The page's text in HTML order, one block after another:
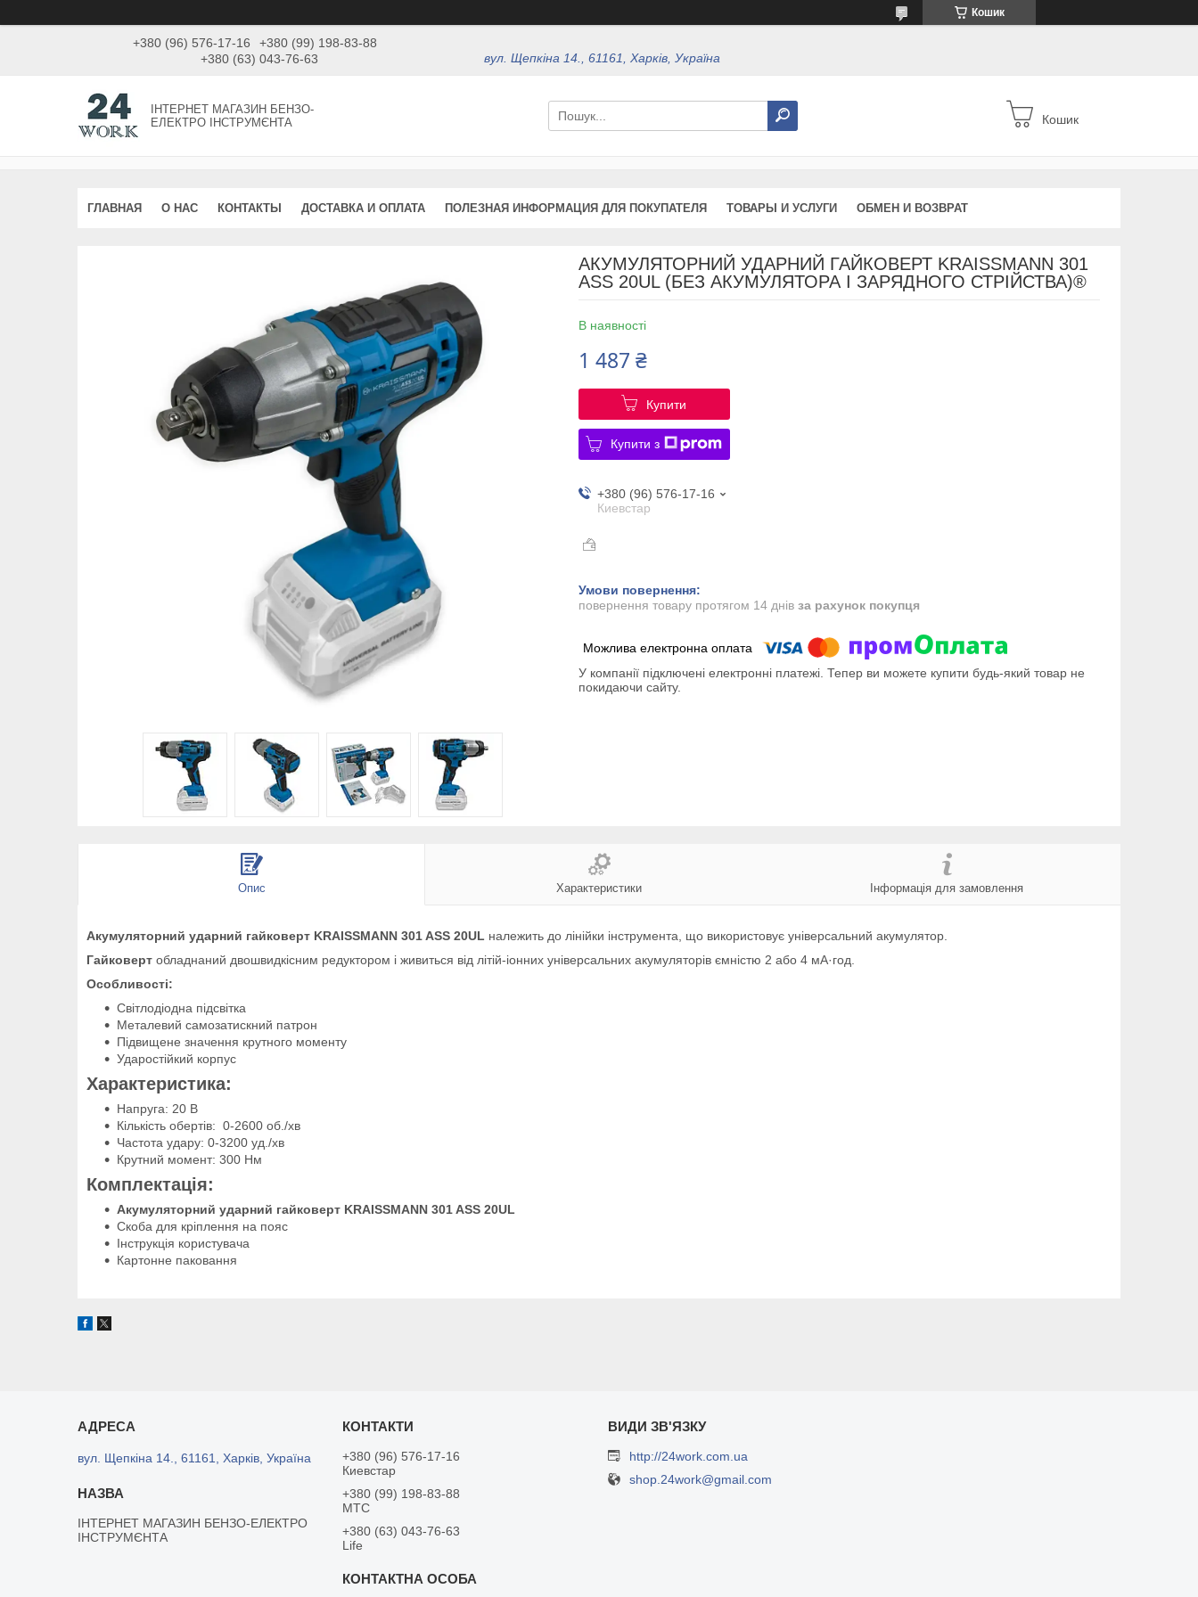
Кошик
+380 (96) 576-17-16
+380 (99) 198-83-88
+380 (63) 043-76-63
вул. Щепкіна 14., 61161, Харків, Україна
ІНТЕРНЕТ МАГАЗИН БЕНЗО-
ЕЛЕКТРО ІНСТРУМЄНТА
Кошик
ГЛАВНАЯ О НАС КОНТАКТЫ ДОСТАВКА И ОПЛАТА ПОЛЕЗНАЯ ИНФОРМАЦИЯ ДЛЯ ПОКУПАТЕЛЯ ТОВАРЫ И УСЛУГИ ОБМЕН И ВОЗВРАТ
АКУМУЛЯТОРНИЙ УДАРНИЙ ГАЙКОВЕРТ KRAISSMANN 301
ASS 20UL (БЕЗ АКУМУЛЯТОРА І ЗАРЯДНОГО СТРІЙСТВА)®
В наявності
1 487 ₴
Купити
Купити з
+380 (96) 576-17-16
Киевстар
повернення товару протягом 14 днів за рахунок покупця
У компанії підключені електронні платежі. Тепер ви можете купити будь-який товар не
покидаючи сайту.
Опис Характеристики Інформація для замовлення
Акумуляторний ударний гайковерт KRAISSMANN 301 ASS 20UL належить до лінійки інструмента, що використовує універсальний акумулятор.
Гайковерт обладнаний двошвидкісним редуктором і живиться від літій-іонних універсальних акумуляторів ємністю 2 або 4 мА·год.
Особливості:
Світлодіодна підсвітка
Металевий самозатискний патрон
Підвищене значення крутного моменту
Ударостійкий корпус
Характеристика:
Напруга: 20 В
Кількість обертів: 0-2600 об./хв
Частота удару: 0-3200 уд./хв
Крутний момент: 300 Нм
Комплектація:
Акумуляторний ударний гайковерт KRAISSMANN 301 ASS 20UL
Скоба для кріплення на пояс
Інструкція користувача
Картонне паковання
вул. Щепкіна 14., 61161, Харків, Україна
ІНТЕРНЕТ МАГАЗИН БЕНЗО-ЕЛЕКТРО
ІНСТРУМЄНТА
+380 (96) 576-17-16
Киевстар
+380 (99) 198-83-88
MTC
+380 (63) 043-76-63
Life
http://24work.com.ua
shop.24work@gmail.com